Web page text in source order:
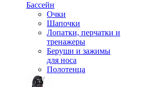
Бассейн
Очки
Шапочки
Лопатки, перчатки и
тренажеры
Беруши и зажимы
для носа
Полотенца